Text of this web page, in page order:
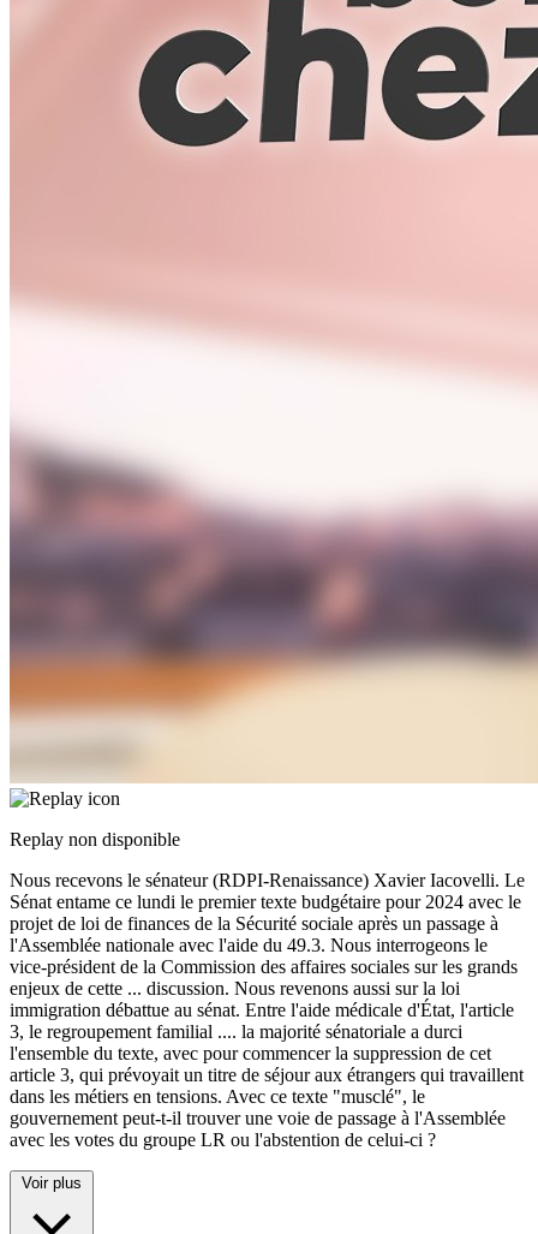
Replay non disponible
Nous recevons le sénateur (RDPI-Renaissance) Xavier Iacovelli. Le
Sénat entame ce lundi le premier texte budgétaire pour 2024 avec le
projet de loi de finances de la Sécurité sociale après un passage à
l'Assemblée nationale avec l'aide du 49.3. Nous interrogeons le
vice-président de la Commission des affaires sociales sur les grands
enjeux de cette ... discussion. Nous revenons aussi sur la loi
immigration débattue au sénat. Entre l'aide médicale d'État, l'article
3, le regroupement familial .... la majorité sénatoriale a durci
l'ensemble du texte, avec pour commencer la suppression de cet
article 3, qui prévoyait un titre de séjour aux étrangers qui travaillent
dans les métiers en tensions. Avec ce texte "musclé", le
gouvernement peut-t-il trouver une voie de passage à l'Assemblée
avec les votes du groupe LR ou l'abstention de celui-ci ?
Voir plus